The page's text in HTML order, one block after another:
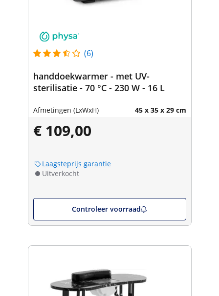
(6)
handdoekwarmer - met UV-
sterilisatie - 70 °C - 230 W - 16 L
Afmetingen (LxWxH) 45 x 35 x 29 cm
€ 109,00
Laagsteprijs garantie
Uitverkocht
Controleer voorraad